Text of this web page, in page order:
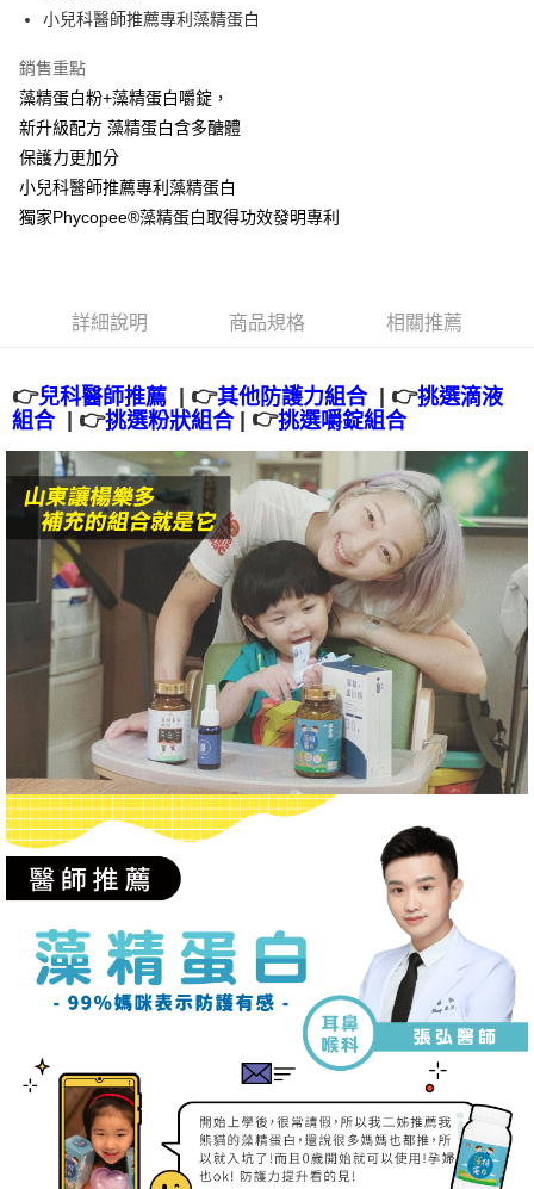
Google Pay
全盈+PAY
【大哥付你分期使用說明】
1.本服務由台灣大哥大提供，台灣大哥大用戶可立即使用無須另外申請。
2.付款方式選擇「大哥付你分期」，訂單成立後會自動跳轉到大哥付的交易
消。如遇「轉專審核」未通過狀況，表示未達大哥付你分期系統評分，恕無
1.分期款項不併入電信帳單，「大哥付你分期」於每月結算日後寄送繳費提
醒簡訊。
2.透過簡訊連結打開帳單後，可選擇「超商條碼／台灣大直營門市／銀行轉
帳／街口支付／iPASS MONEY」等通路繳費。
【注意事項】
1.本服務係由「台灣大哥大股份有限公司」（以下簡稱本公司）所提供，讓
用戶於交易時，得透過本服務購買商品或服務，並由商店將買賣／分期付款
買賣價金債權讓與本公司後，依約使用本公司帳單繳交帳款。
2.基於同意付款使用「大哥付你分期」之契約關係目的，商店將以您的個人
資料（包含姓名、電話或地址）提供予台灣大哥大進項蒐集、處理及利用，
由本公司與您本人進行分期帳單所需資料之確認、核對及更正。
3.完整用戶服務條款，請詳閱以下連結：https://oppay.tw/userRule
AFTEE先享後付
相關說明
１．簡單：不需註冊會員、不需綁卡、不需儲值。
２．便利：只要手機號碼，簡訊認證，即可結帳。
【「AFTEE先享後付」結帳流程】
１．於結帳方式選擇「AFTEE先享後付」後，將跳轉至「AFTEE先享後付」
２．訂單成立數日內，您將收到繳費通知簡訊。
３．收到繳費通知簡訊後14天內，點擊此簡訊中的連結，可透過四大超商／
ATM／網路銀行／等多元方式進行付款，方視為交易完成。
※ 請注意：結帳手續完成當下不需立刻繳費，但若您需要取消訂單，請聯絡
購買商品的店家。未經商家同意取消之訂單仍視為有效，需透過AFTEE先享
後付繳納相關費用。
※ 交易是否成功請以「AFTEE先享後付 」之結帳頁面顯示為準，若有關於
是否繳費成功／繳費後需取消欲退款等相關疑問，請聯繫「AFTEE先享後付
客戶支援中心」
https://netprotections.freshdesk.com/support/home
【注意事項】
１．透過由恩沛科技股份有限公司提供之「AFTEE先享後付」服務完成之交
易，需依本服務之必要範圍內提供個人資料，並將交易相關給付款項請求債
權轉讓予恩沛科技股份有限公司。
２．關於個人資料處理事宜，請瀏覽以下網址：
https://aftee.tw/terms/#terms3
３．未成年的使用者請事先徵得法定代理人或監護人之同意方可使用
「AFTEE先享後付」，若未經同意申辦者引起之損失，本公司不負相關責
任。
４．使用「AFTEE先享後付」時，將依據個別帳號之用戶狀況，依本公司即
時審查核予不同之上限額度；若仍有額度不足之情形，本公司將視審查結果
５．嚴禁一人註冊多個帳號或使用他人資訊註冊。若發現惡意使用之情形，
恩沛科技股份有限公司將有權停止該用戶之使用額度並採取法律行動。
全家取付$1600免運
全家純取$1600免運
每筆NT$60，滿NT$1,600(含以上)免運費
已無提供Hi-Life萊爾富配送服務，請勿選擇
每筆NT$99,999，滿NT$999,999(含以上)免運費
7-11取付$1600免運
每筆NT$60，滿NT$1,600(含以上)免運費
7-11純取$1600免運
每筆NT$60，滿NT$1,600(含以上)免運費
⚡黑貓直達取貨門市
每筆NT$85，滿NT$2,000(含以上)免運費
黑貓宅配
每筆NT$85，滿NT$2,000(含以上)免運費
離島黑貓宅配
每筆NT$320，滿NT$4,000(含以上)免運費
小兒科醫師推薦專利藻精蛋白
銷售重點
藻精蛋白粉+藻精蛋白嚼錠，
新升級配方 藻精蛋白含多醣體
保護力更加分
小兒科醫師推薦專利藻精蛋白
獨家Phycopee®藻精蛋白取得功效發明專利
詳細說明 商品規格 相關推薦
👉兒科醫師推薦 | 👉其他防護力組合 | 👉挑選滴液
組合 | 👉挑選粉狀組合| 👉挑選嚼錠組合